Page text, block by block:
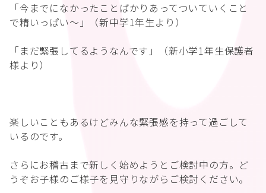
「今までになかったことばかりあってついていくこと
で精いっぱい〜」（新中学1年生より）
「まだ緊張してるようなんです」（新小学1年生保護者
様より）
楽しいこともあるけどみんな緊張感を持って過ごして
いるのです。
さらにお稽古まで新しく始めようとご検討中の方。ど
うぞお子様のご様子を見守りながらご検討ください。